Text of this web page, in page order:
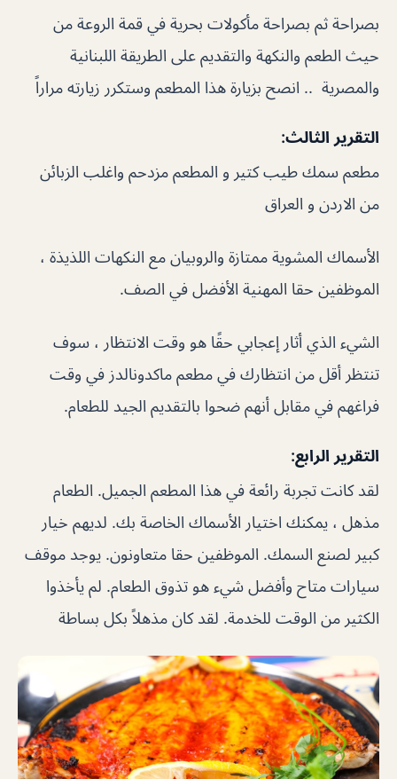
بصراحة ثم بصراحة مأكولات بحرية في قمة الروعة من
حيث الطعم والنكهة والتقديم على الطريقة اللبنانية
والمصرية .. انصح بزيارة هذا المطعم وستكرر زيارته مراراً
التقرير الثالث:
مطعم سمك طيب كتير و المطعم مزدحم واغلب الزبائن
من الاردن و العراق
الأسماك المشوية ممتازة والروبيان مع النكهات اللذيذة ،
الموظفين حقا المهنية الأفضل في الصف.
الشيء الذي أثار إعجابي حقًا هو وقت الانتظار ، سوف
تنتظر أقل من انتظارك في مطعم ماكدونالدز في وقت
فراغهم في مقابل أنهم ضحوا بالتقديم الجيد للطعام.
التقرير الرابع:
لقد كانت تجربة رائعة في هذا المطعم الجميل. الطعام
مذهل ، يمكنك اختيار الأسماك الخاصة بك. لديهم خيار
كبير لصنع السمك. الموظفين حقا متعاونون. يوجد موقف
سيارات متاح وأفضل شيء هو تذوق الطعام. لم يأخذوا
الكثير من الوقت للخدمة. لقد كان مذهلاً بكل بساطة